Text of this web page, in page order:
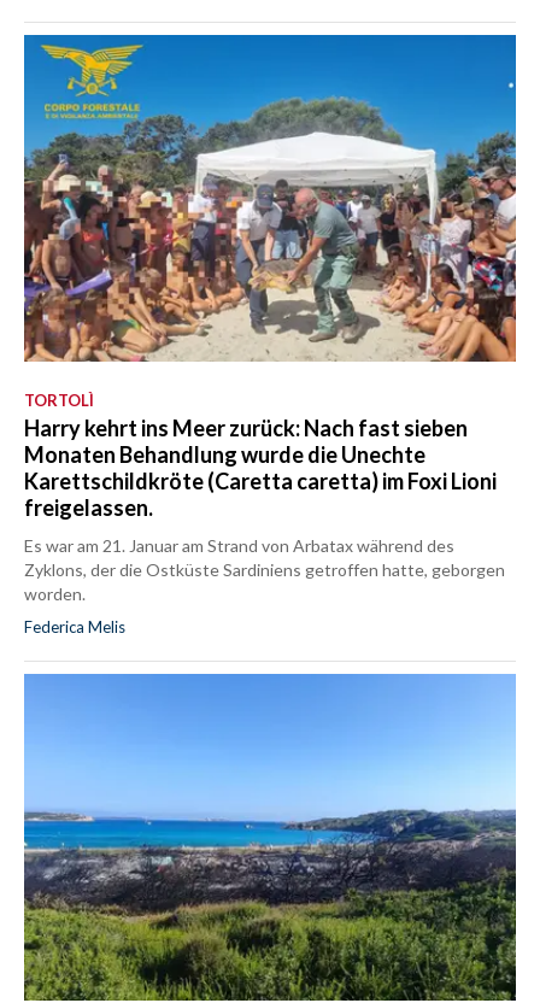
TORTOLÌ
Harry kehrt ins Meer zurück: Nach fast sieben
Monaten Behandlung wurde die Unechte
Karettschildkröte (Caretta caretta) im Foxi Lioni
freigelassen.
Es war am 21. Januar am Strand von Arbatax während des
Zyklons, der die Ostküste Sardiniens getroffen hatte, geborgen
worden.
Federica Melis